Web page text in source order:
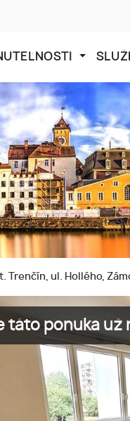
Trenčín, ul. Hollého,
táto ponuka už